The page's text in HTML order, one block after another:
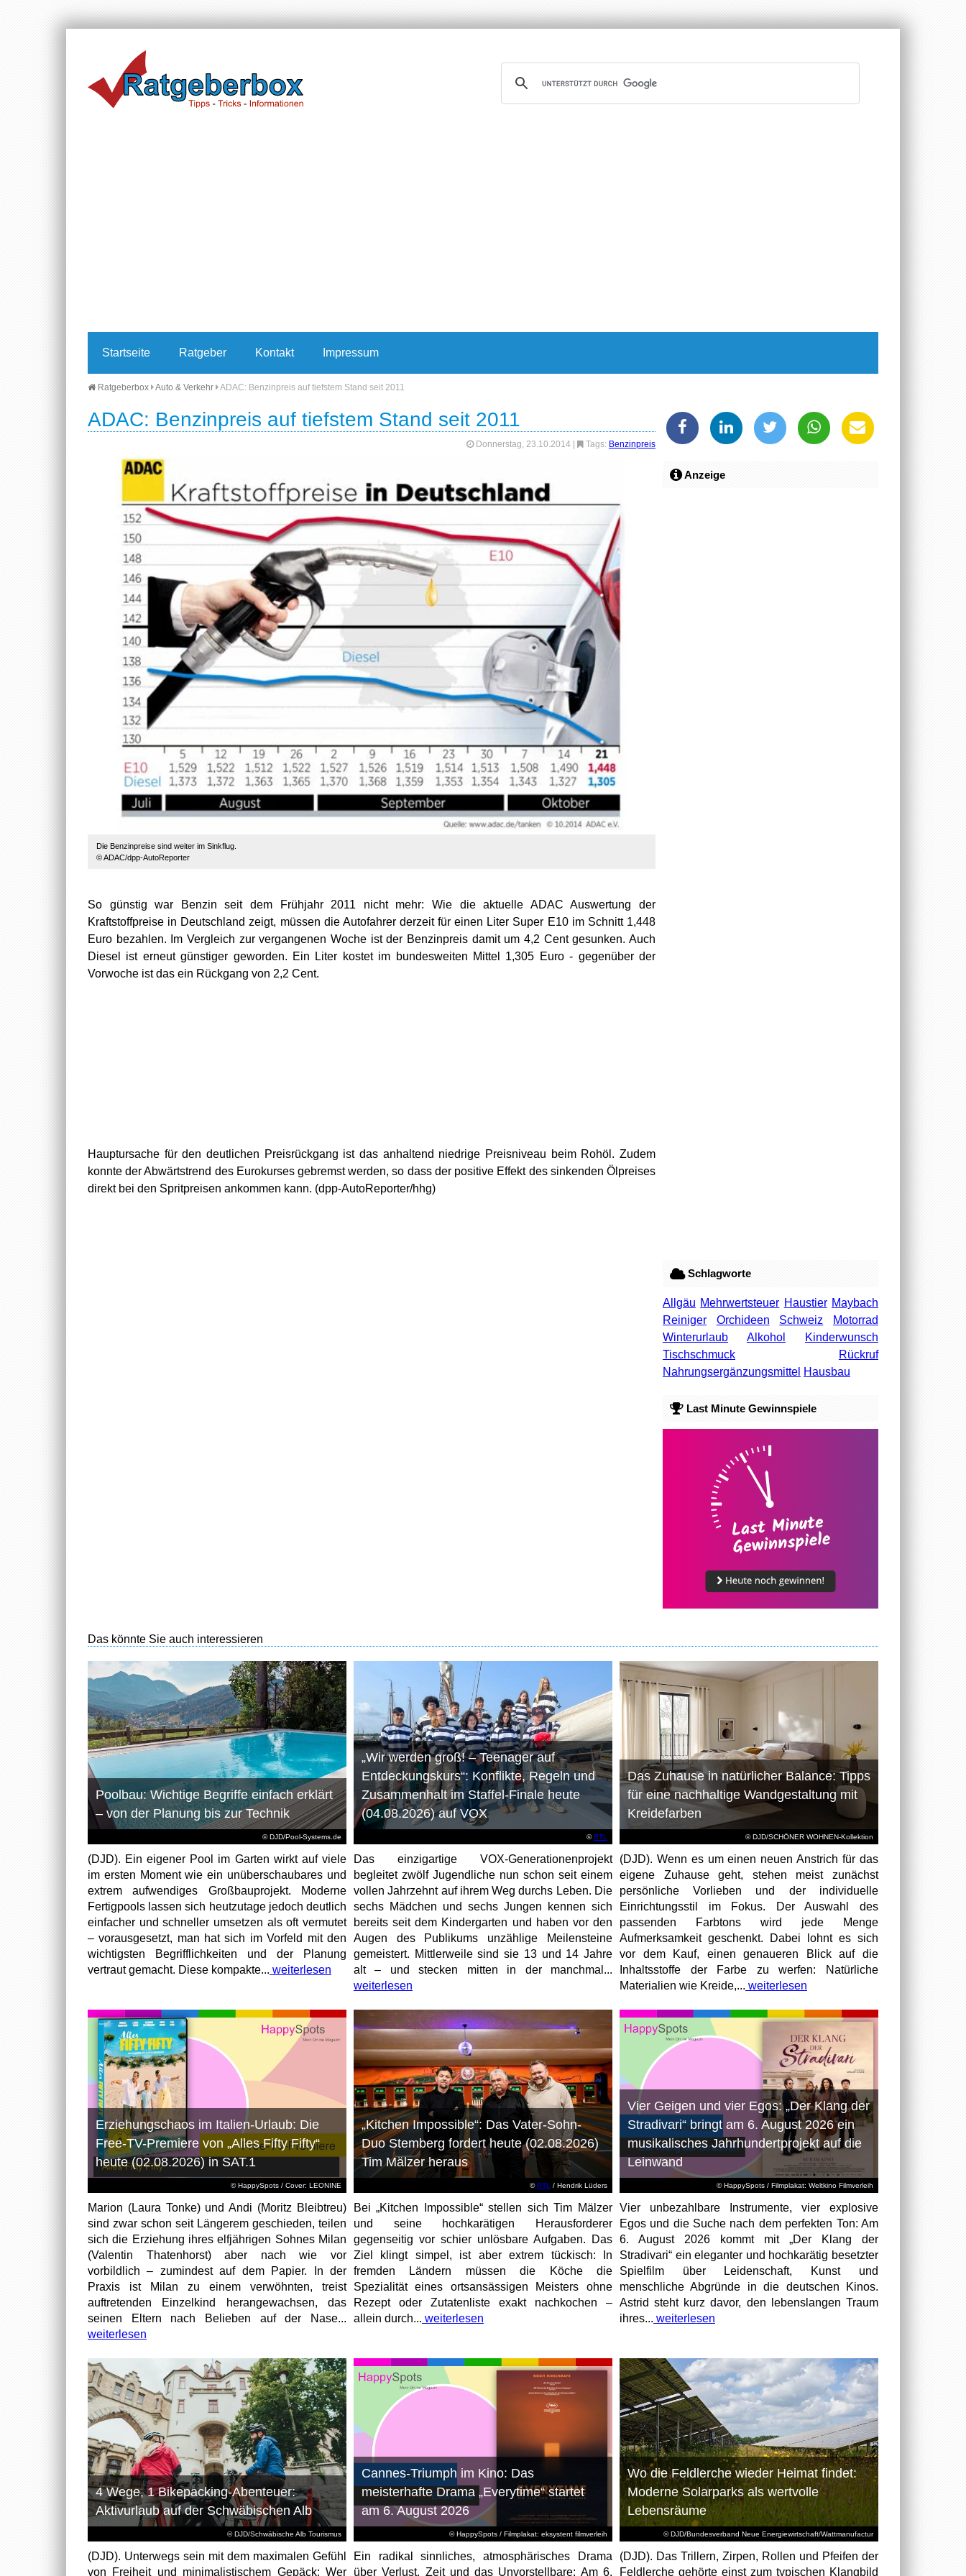
Startseite Ratgeber Kontakt Impressum
Ratgeberbox Auto & Verkehr ADAC: Benzinpreis auf tiefstem Stand seit 2011
ADAC: Benzinpreis auf tiefstem Stand seit 2011
Donnerstag, 23.10.2014 Tags: Benzinpreis
Die Benzinpreise sind weiter im Sinkflug.
© ADAC/dpp-AutoReporter
So günstig war Benzin seit dem Frühjahr 2011 nicht mehr: Wie die aktuelle ADAC Auswertung der
Kraftstoffpreise in Deutschland zeigt, müssen die Autofahrer derzeit für einen Liter Super E10 im Schnitt 1,448
Euro bezahlen. Im Vergleich zur vergangenen Woche ist der Benzinpreis damit um 4,2 Cent gesunken. Auch
Diesel ist erneut günstiger geworden. Ein Liter kostet im bundesweiten Mittel 1,305 Euro - gegenüber der
Vorwoche ist das ein Rückgang von 2,2 Cent.
Hauptursache für den deutlichen Preisrückgang ist das anhaltend niedrige Preisniveau beim Rohöl. Zudem
konnte der Abwärtstrend des Eurokurses gebremst werden, so dass der positive Effekt des sinkenden Ölpreises
direkt bei den Spritpreisen ankommen kann. (dpp-AutoReporter/hhg)
Anzeige
Schlagworte
Allgäu Mehrwertsteuer Haustier Maybach
Reiniger
Orchideen Schweiz
Motorrad
Winterurlaub
Alkohol
Kinderwunsch
Tischschmuck
Rückruf
Nahrungsergänzungsmittel Hausbau
Last Minute Gewinnspiele
Das könnte Sie auch interessieren
© DJD/Pool-Systems.de
Poolbau: Wichtige Begriffe einfach erklärt
– von der Planung bis zur Technik
(DJD). Ein eigener Pool im Garten wirkt auf viele
im ersten Moment wie ein unüberschaubares und
extrem aufwendiges Großbauprojekt. Moderne
Fertigpools lassen sich heutzutage jedoch deutlich
einfacher und schneller umsetzen als oft vermutet
– vorausgesetzt, man hat sich im Vorfeld mit den
wichtigsten Begrifflichkeiten und der Planung
vertraut gemacht. Diese kompakte... weiterlesen
©RTL
„Wir werden groß! – Teenager auf
Entdeckungskurs“: Konflikte, Regeln und
Zusammenhalt im Staffel-Finale heute
(04.08.2026) auf VOX
Das einzigartige VOX-Generationenprojekt
begleitet zwölf Jugendliche nun schon seit einem
vollen Jahrzehnt auf ihrem Weg durchs Leben. Die
sechs Mädchen und sechs Jungen kennen sich
bereits seit dem Kindergarten und haben vor den
Augen des Publikums unzählige Meilensteine
gemeistert. Mittlerweile sind sie 13 und 14 Jahre
alt – und stecken mitten in der manchmal...
weiterlesen
© DJD/SCHÖNER WOHNEN-Kollektion
Das Zuhause in natürlicher Balance: Tipps
für eine nachhaltige Wandgestaltung mit
Kreidefarben
(DJD). Wenn es um einen neuen Anstrich für das
eigene Zuhause geht, stehen meist zunächst
persönliche Vorlieben und der individuelle
Einrichtungsstil im Fokus. Der Auswahl des
passenden Farbtons wird jede Menge
Aufmerksamkeit geschenkt. Dabei lohnt es sich
vor dem Kauf, einen genaueren Blick auf die
Inhaltsstoffe der Farbe zu werfen: Natürliche
Materialien wie Kreide,... weiterlesen
© HappySpots / Cover: LEONINE
Erziehungschaos im Italien-Urlaub: Die
Free-TV-Premiere von „Alles Fifty Fifty“
heute (02.08.2026) in SAT.1
Marion (Laura Tonke) und Andi (Moritz Bleibtreu)
sind zwar schon seit Längerem geschieden, teilen
sich die Erziehung ihres elfjährigen Sohnes Milan
(Valentin Thatenhorst) aber nach wie vor
vorbildlich – zumindest auf dem Papier. In der
Praxis ist Milan zu einem verwöhnten, treist
auftretenden Einzelkind herangewachsen, das
seinen Eltern nach Belieben auf der Nase...
weiterlesen
©RTL / Hendrik Lüders
„Kitchen Impossible“: Das Vater-Sohn-
Duo Stemberg fordert heute (02.08.2026)
Tim Mälzer heraus
Bei „Kitchen Impossible“ stellen sich Tim Mälzer
und seine hochkarätigen Herausforderer
gegenseitig vor schier unlösbare Aufgaben. Das
Ziel klingt simpel, ist aber extrem tückisch: In
fremden Ländern müssen die Köche die
Spezialität eines ortsansässigen Meisters ohne
Rezept oder Zutatenliste exakt nachkochen –
allein durch... weiterlesen
© HappySpots / Filmplakat: Weltkino Filmverleih
Vier Geigen und vier Egos: „Der Klang der
Stradivari“ bringt am 6. August 2026 ein
musikalisches Jahrhundertprojekt auf die
Leinwand
Vier unbezahlbare Instrumente, vier explosive
Egos und die Suche nach dem perfekten Ton: Am
6. August 2026 kommt mit „Der Klang der
Stradivari“ ein eleganter und hochkarätig besetzter
Spielfilm über Leidenschaft, Kunst und
menschliche Abgründe in die deutschen Kinos.
Astrid steht kurz davor, den lebenslangen Traum
ihres... weiterlesen
© DJD/Schwäbische Alb Tourismus
4 Wege, 1 Bikepacking-Abenteuer:
Aktivurlaub auf der Schwäbischen Alb
(DJD). Unterwegs sein mit dem maximalen Gefühl
von Freiheit und minimalistischem Gepäck: Wer
© HappySpots / Filmplakat: eksystent filmverleih
Cannes-Triumph im Kino: Das
meisterhafte Drama „Everytime“ startet
am 6. August 2026
Ein radikal sinnliches, atmosphärisches Drama
über Verlust, Zeit und das Unvorstellbare: Am 6.
© DJD/Bundesverband Neue Energiewirtschaft/Wattmanufactur
Wo die Feldlerche wieder Heimat findet:
Moderne Solarparks als wertvolle
Lebensräume
(DJD). Das Trillern, Zirpen, Rollen und Pfeifen der
Feldlerche gehörte einst zum typischen Klangbild